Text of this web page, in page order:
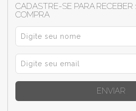
CADASTRE-SE PARA RECEBER
COMPRA
ENVIAR